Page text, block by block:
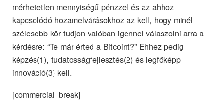
mérhetetlen mennyiségű pénzzel és az ahhoz
kapcsolódó hozamelvárásokhoz az kell, hogy minél
szélesebb kör tudjon valóban igennel válaszolni arra a
kérdésre: “Te már érted a Bitcoint?” Ehhez pedig
képzés(1), tudatosságfejlesztés(2) és legfőképp
innováció(3) kell.
[commercial_break]